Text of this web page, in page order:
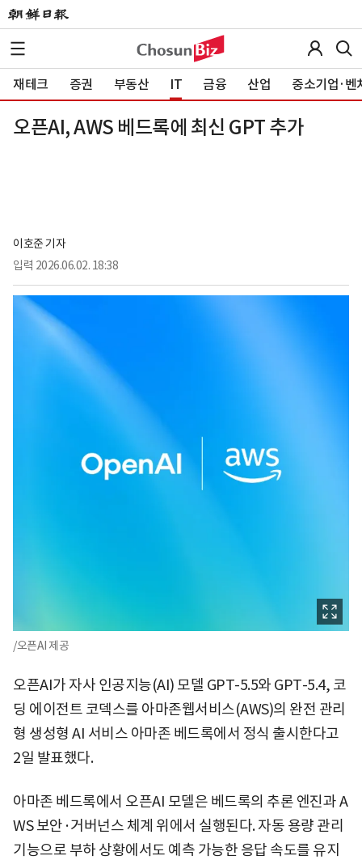
재테크 증권 부동산 IT 금융 산업 중소기업·벤
오픈AI, AWS 베드록에 최신 GPT 추가
이호준 기자
입력 2026.06.02. 18:38
/오픈AI 제공
오픈AI가 자사 인공지능(AI) 모델 GPT-5.5와 GPT-5.4, 코
딩 에이전트 코덱스를 아마존웹서비스(AWS)의 완전 관리
형 생성형 AI 서비스 아마존 베드록에서 정식 출시한다고
2일 발표했다.
아마존 베드록에서 오픈AI 모델은 베드록의 추론 엔진과 A
WS 보안·거버넌스 체계 위에서 실행된다. 자동 용량 관리
기능으로 부하 상황에서도 예측 가능한 응답 속도를 유지